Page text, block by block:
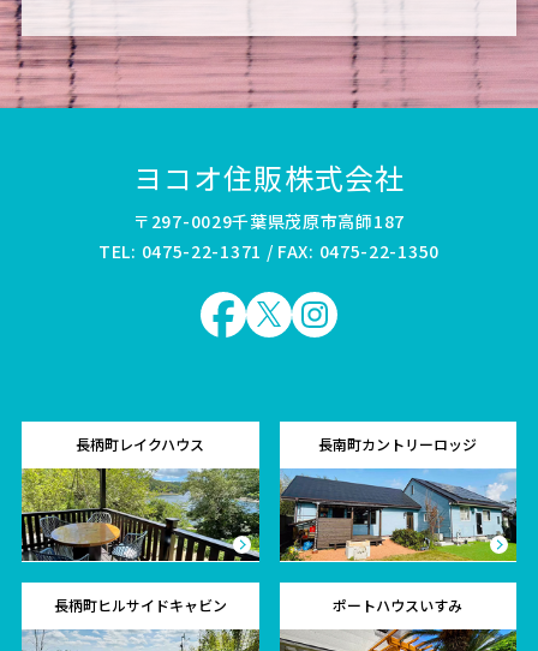
ヨコオ住販株式会社
〒297-0029千葉県茂原市高師187
TEL: 0475-22-1371 / FAX: 0475-22-1350
長柄町レイクハウス 長南町カントリーロッジ
長柄町ヒルサイドキャビン ポートハウスいすみ